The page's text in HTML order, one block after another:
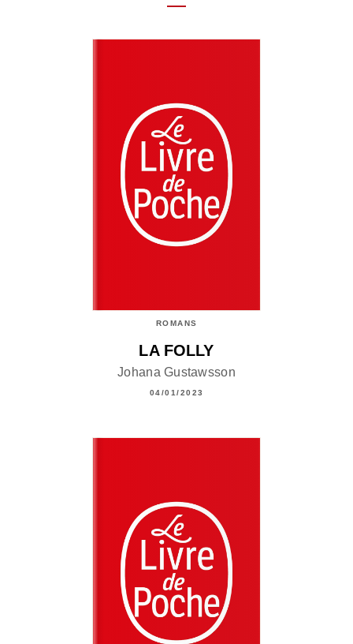
ROMANS
LA FOLLY
Johana Gustawsson
04/01/2023